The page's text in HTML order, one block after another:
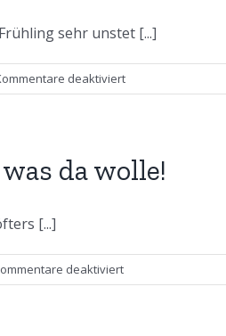
sehr unstet [...]
deaktiviertfür
Was
Sommer
bringen?
da wolle!
[...]
deaktiviertfür
Es